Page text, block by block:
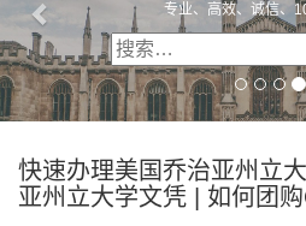
专业、高效、诚信、
快速办理美国乔治亚州立
亚州立大学文凭 | 如何团